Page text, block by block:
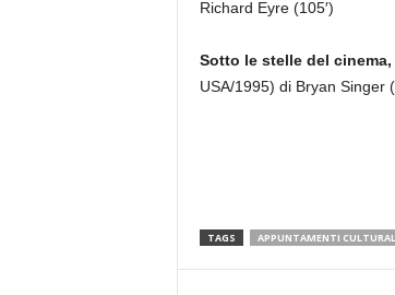
Richard Eyre (105′)
Sotto le stelle del cinema,
USA/1995) di Bryan Singer
TAGS APPUNTAMENTI